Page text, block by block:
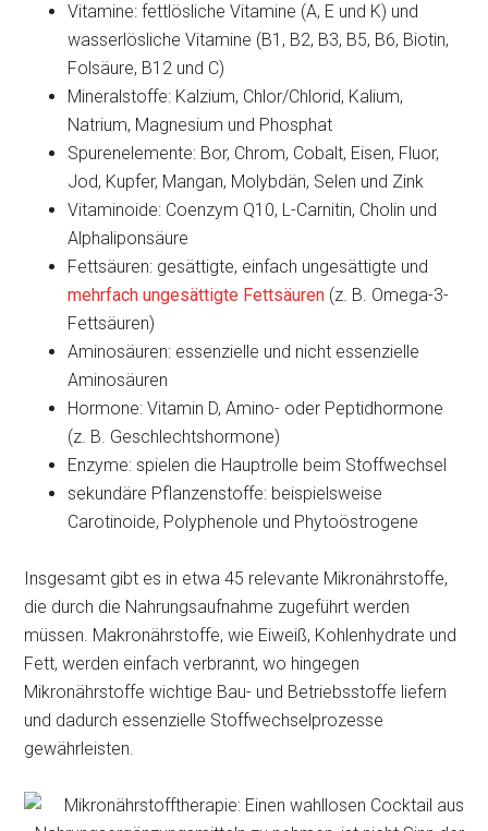
Vitamine: fettlösliche Vitamine (A, E und K) und
wasserlösliche Vitamine (B1, B2, B3, B5, B6, Biotin,
Folsäure, B12 und C)
Mineralstoffe: Kalzium, Chlor/Chlorid, Kalium,
Natrium, Magnesium und Phosphat
Spurenelemente: Bor, Chrom, Cobalt, Eisen, Fluor,
Jod, Kupfer, Mangan, Molybdän, Selen und Zink
Vitaminoide: Coenzym Q10, L-Carnitin, Cholin und
Alphaliponsäure
Fettsäuren: gesättigte, einfach ungesättigte und
mehrfach ungesättigte Fettsäuren (z. B. Omega-3-
Fettsäuren)
Aminosäuren: essenzielle und nicht essenzielle
Aminosäuren
Hormone: Vitamin D, Amino- oder Peptidhormone
(z. B. Geschlechtshormone)
Enzyme: spielen die Hauptrolle beim Stoffwechsel
sekundäre Pflanzenstoffe: beispielsweise
Carotinoide, Polyphenole und Phytoöstrogene
Insgesamt gibt es in etwa 45 relevante Mikronährstoffe,
die durch die Nahrungsaufnahme zugeführt werden
müssen. Makronährstoffe, wie Eiweiß, Kohlenhydrate und
Fett, werden einfach verbrannt, wo hingegen
Mikronährstoffe wichtige Bau- und Betriebsstoffe liefern
und dadurch essenzielle Stoffwechselprozesse
gewährleisten.